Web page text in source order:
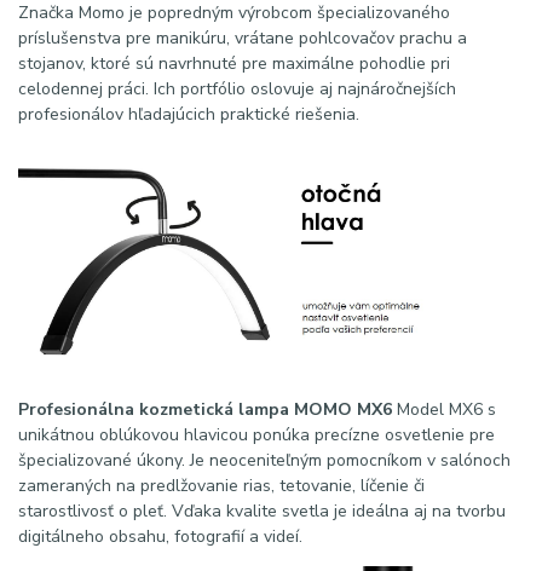
Značka Momo je popredným výrobcom špecializovaného
príslušenstva pre manikúru, vrátane pohlcovačov prachu a
stojanov, ktoré sú navrhnuté pre maximálne pohodlie pri
celodennej práci. Ich portfólio oslovuje aj najnáročnejších
profesionálov hľadajúcich praktické riešenia.
Profesionálna kozmetická lampa MOMO MX6 Model MX6 s
unikátnou oblúkovou hlavicou ponúka precízne osvetlenie pre
špecializované úkony. Je neoceniteľným pomocníkom v salónoch
zameraných na predlžovanie rias, tetovanie, líčenie či
starostlivosť o pleť. Vďaka kvalite svetla je ideálna aj na tvorbu
digitálneho obsahu, fotografií a videí.